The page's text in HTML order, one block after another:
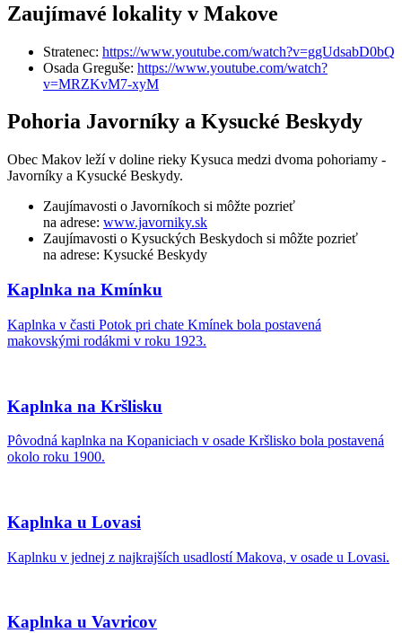
Zaujímavé lokality v Makove
Stratenec: https://www.youtube.com/watch?v=ggUdsabD0bQ
Osada Greguše: https://www.youtube.com/watch?
v=MRZKvM7-xyM
Pohoria Javorníky a Kysucké Beskydy
Obec Makov leží v doline rieky Kysuca medzi dvoma pohoriamy -
Javorníky a Kysucké Beskydy.
Zaujímavosti o Javorníkoch si môžte pozrieť
na adrese: www.javorniky.sk
Zaujímavosti o Kysuckých Beskydoch si môžte pozrieť
na adrese: Kysucké Beskydy
Kaplnka na Kmínku
Kaplnka v časti Potok pri chate Kmínek bola postavená
makovskými rodákmi v roku 1923.
Kaplnka na Kršlisku
Pôvodná kaplnka na Kopaniciach v osade Kršlisko bola postavená
okolo roku 1900.
Kaplnka u Lovasi
Kaplnku v jednej z najkrajších usadlostí Makova, v osade u Lovasi.
Kaplnka u Vavricov